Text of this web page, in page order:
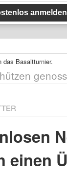
anmelden
einen